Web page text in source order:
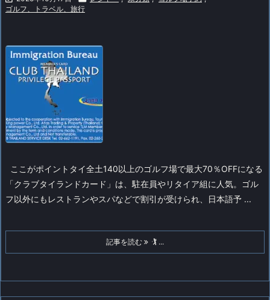
ゴルフ、トラベル、旅行
ここがポイント タイ全土140以上のゴルフ場で最大70％OFFになる
「クラブタイランドカード」は、駐在員やリタイア組に人気。ゴル
フ以外にもレストランやスパなどで割引が受けられ、日本語予 ...
記事を読む 🏌️ ...